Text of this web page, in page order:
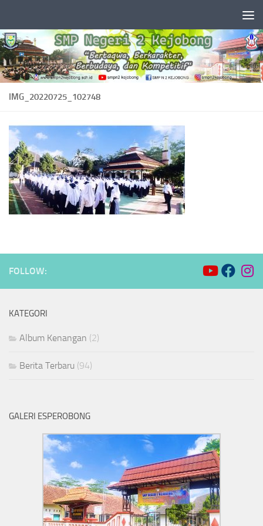
IMG_20220725_102748
FOLLOW:
KATEGORI
Album Kenangan (2)
Berita Terbaru (94)
GALERI ESPEROBONG